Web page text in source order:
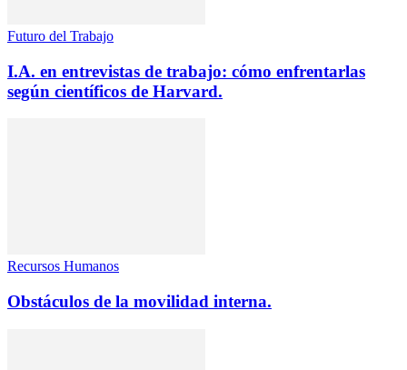
Futuro del Trabajo
I.A. en entrevistas de trabajo: cómo enfrentarlas
según científicos de Harvard.
Recursos Humanos
Obstáculos de la movilidad interna.